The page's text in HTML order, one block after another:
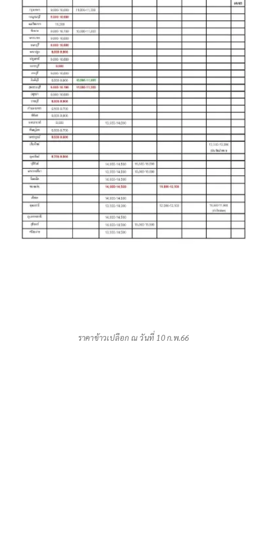
ราคาข้าวเปลือก ณ วันที่ 10 ก.พ.66